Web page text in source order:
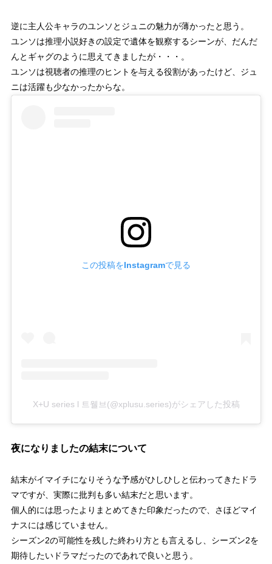
逆に主人公キャラのユンソとジュニの魅力が薄かったと思う。
ユンソは推理小説好きの設定で遺体を観察するシーンが、だんだ
んとギャグのように思えてきましたが・・・。
ユンソは視聴者の推理のヒントを与える役割があったけど、ジュ
ニは活躍も少なかったからな。
この投稿をInstagramで見る
X+U series l 트웰브(@xplusu.series)がシェアした投稿
夜になりましたの結末について
結末がイマイチになりそうな予感がひしひしと伝わってきたドラ
マですが、実際に批判も多い結末だと思います。
個人的には思ったよりまとめてきた印象だったので、さほどマイ
ナスには感じていません。
シーズン2の可能性を残した終わり方とも言えるし、シーズン2を
期待したいドラマだったのであれで良いと思う。